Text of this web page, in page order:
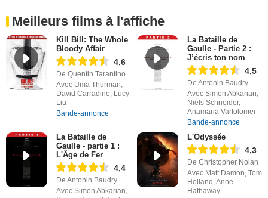
Meilleurs films à l'affiche
Kill Bill: The Whole
Bloody Affair
4,6
De Quentin Tarantino
Avec Uma Thurman,
David Carradine, Lucy
Liu
Bande-annonce
La Bataille de
Gaulle - Partie 2 :
J’écris ton nom
4,5
De Antonin Baudry
Avec Simon Abkarian,
Niels Schneider,
Anamaria Vartolomei
Bande-annonce
La Bataille de
Gaulle - partie 1 :
L'Âge de Fer
4,4
De Antonin Baudry
Avec Simon Abkarian,
L'Odyssée
4,3
De Christopher Nolan
Avec Matt Damon, Tom
Holland, Anne
Hathaway